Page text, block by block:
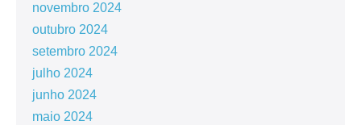
novembro 2024
outubro 2024
setembro 2024
julho 2024
junho 2024
maio 2024